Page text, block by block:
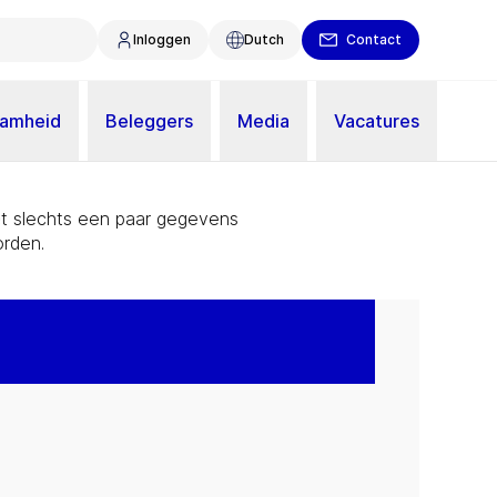
Inloggen Dutch Contact
Beleggers Media Vacatures
slechts een paar gegevens